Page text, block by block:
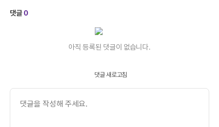
댓글0
아직 등록된 댓글이 없습니다.
댓글 새로고침